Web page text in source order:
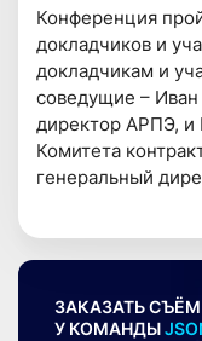
Конференция
докладчиков и
докладчикам и
соведущие –
директор АРПЭ, и
Комитета
генеральный
ЗАКАЗАТЬ
У КОМАНДЫ